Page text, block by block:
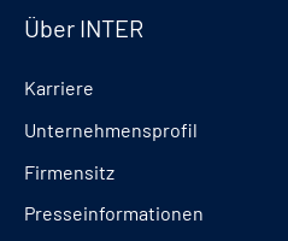
Über INTER
Karriere
Unternehmensprofil
Firmensitz
Presseinformationen